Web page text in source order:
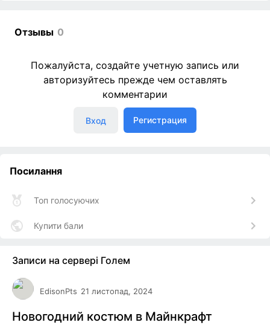
Отзывы 0
Пожалуйста, создайте учетную запись или
авторизуйтесь прежде чем оставлять
комментарии
Вход Регистрация
Посилання
Топ голосуючих
Купити бали
Записи на сервері Голем
EdisonPts 21 листопад, 2024
Новогодний костюм в Майнкрафт